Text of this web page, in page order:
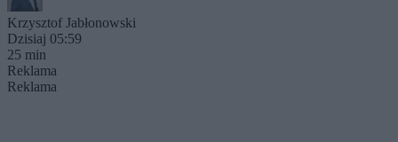
Krzysztof Jabłonowski
Dzisiaj 05:59
25 min
Reklama
Reklama